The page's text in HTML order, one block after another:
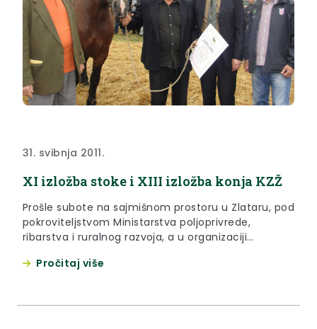
31. svibnja 2011.
XI izložba stoke i XIII izložba konja KZŽ
Prošle subote na sajmišnom prostoru u Zlataru, pod
pokroviteljstvom Ministarstva poljoprivrede,
ribarstva i ruralnog razvoja, a u organizaciji
poljoprivredne agencije, Grada Zlatara, Hrvatske
Pročitaj više